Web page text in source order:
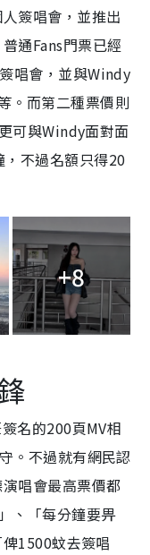
簽唱會，並推出
通Fans門票已經
唱會，並與Windy
。而第二種票價則
可與Windy面對面
不過名額只得20
+8
名的200頁MV相
。不過就有網民認
唱會最高票價都
、「每分鐘要畀
1500蚊去簽唱